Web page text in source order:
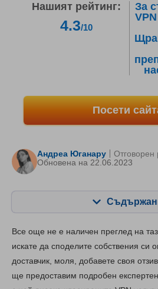
Нашият рейтинг:
4.3/10
За
Посети
Андреа Юганару
Oбновена на 22.06.2023
Отговорен
Ключови опции 2.5
Инсталиране и приложения 5.3
Все още не е наличен преглед на
искате да споделите собствения си
доставчик, моля, добавете своя
ще предоставим подробен